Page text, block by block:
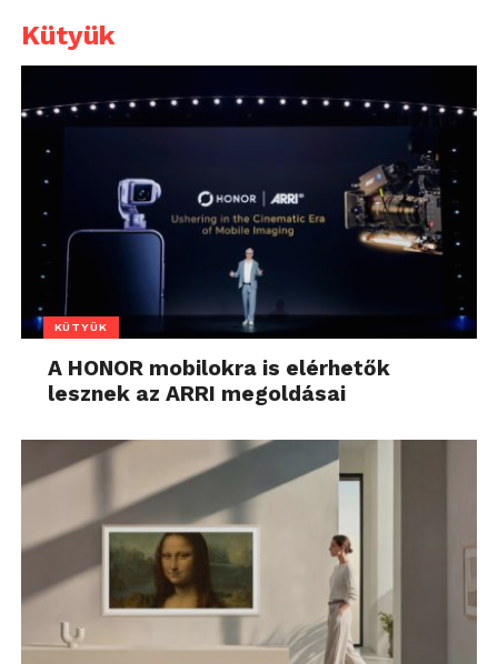
Kütyük
KÜTYÜK
A HONOR mobilokra is elérhetők
lesznek az ARRI megoldásai